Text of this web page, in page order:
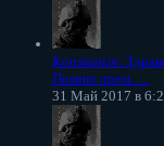
Konstantin:
Помню прем......
31 Май 2017 в